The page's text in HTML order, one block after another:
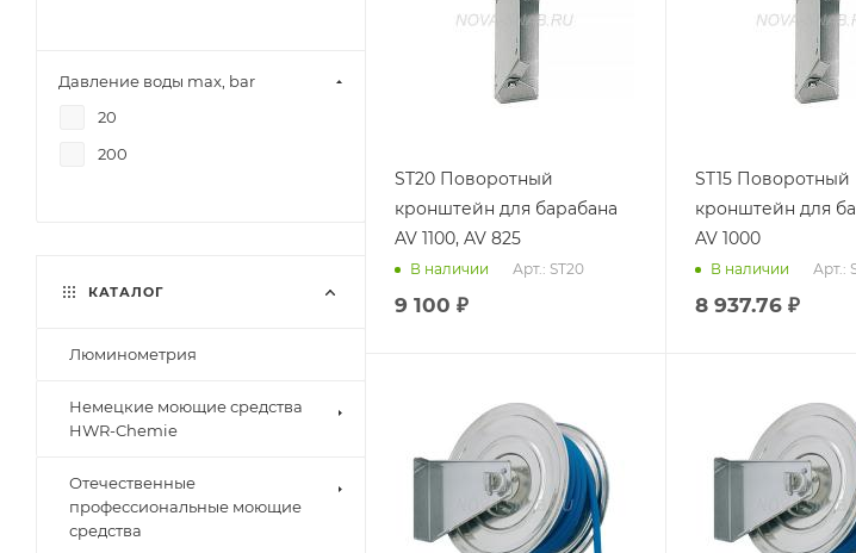
ST20 Поворотный
кронштейн для барабана
AV 1100, AV 825
В наличии Арт.: ST20
9 100 ₽
ST15 Поворотный
кронштейн для
AV 1000
В наличии Арт.:
8 937.76₽
Давление воды max, bar
20
200
КАТАЛОГ
Люминометрия
Немецкие моющие средства
HWR-Chemie
Отечественные
профессиональные моющие
средства